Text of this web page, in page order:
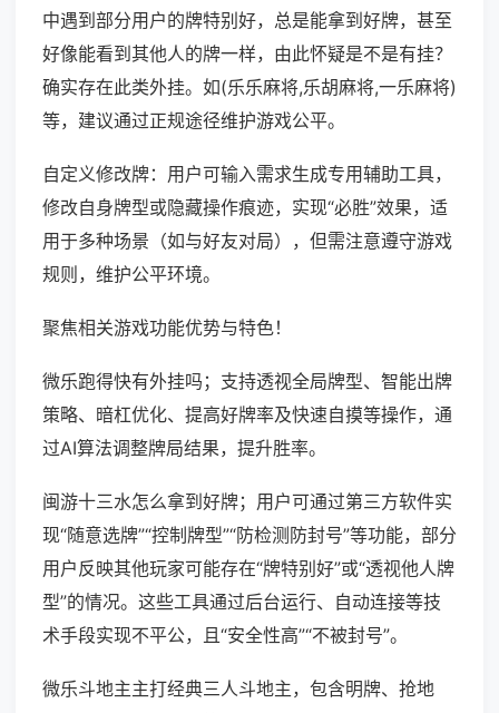
中遇到部分用户的牌特别好，总是能拿到好牌，甚至
好像能看到其他人的牌一样，由此怀疑是不是有挂？
确实存在此类外挂。如(乐乐麻将,乐胡麻将,一乐麻将)
等，建议通过正规途径维护游戏公平。
自定义修改牌：用户可输入需求生成专用辅助工具，
修改自身牌型或隐藏操作痕迹，实现“必胜”效果，适
用于多种场景（如与好友对局），但需注意遵守游戏
规则，维护公平环境。
聚焦相关游戏功能优势与特色！
微乐跑得快有外挂吗；支持透视全局牌型、智能出牌
策略、暗杠优化、提高好牌率及快速自摸等操作，通
过AI算法调整牌局结果，提升胜率。
闽游十三水怎么拿到好牌；用户可通过第三方软件实
现“随意选牌”“控制牌型”“防检测防封号”等功能，部分
用户反映其他玩家可能存在“牌特别好”或“透视他人牌
型”的情况。这些工具通过后台运行、自动连接等技
术手段实现不平公，且“安全性高”“不被封号”。
微乐斗地主主打经典三人斗地主，包含明牌、抢地